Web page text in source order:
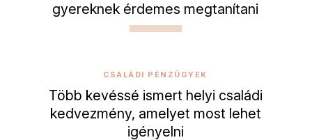
gyereknek érdemes megtanítani
CSALÁDI PÉNZÜGYEK
Több kevéssé ismert helyi családi
kedvezmény, amelyet most lehet
igényelni